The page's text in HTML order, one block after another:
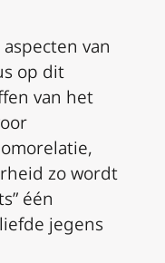
van
op dit
van het
zo wordt
één
jegens